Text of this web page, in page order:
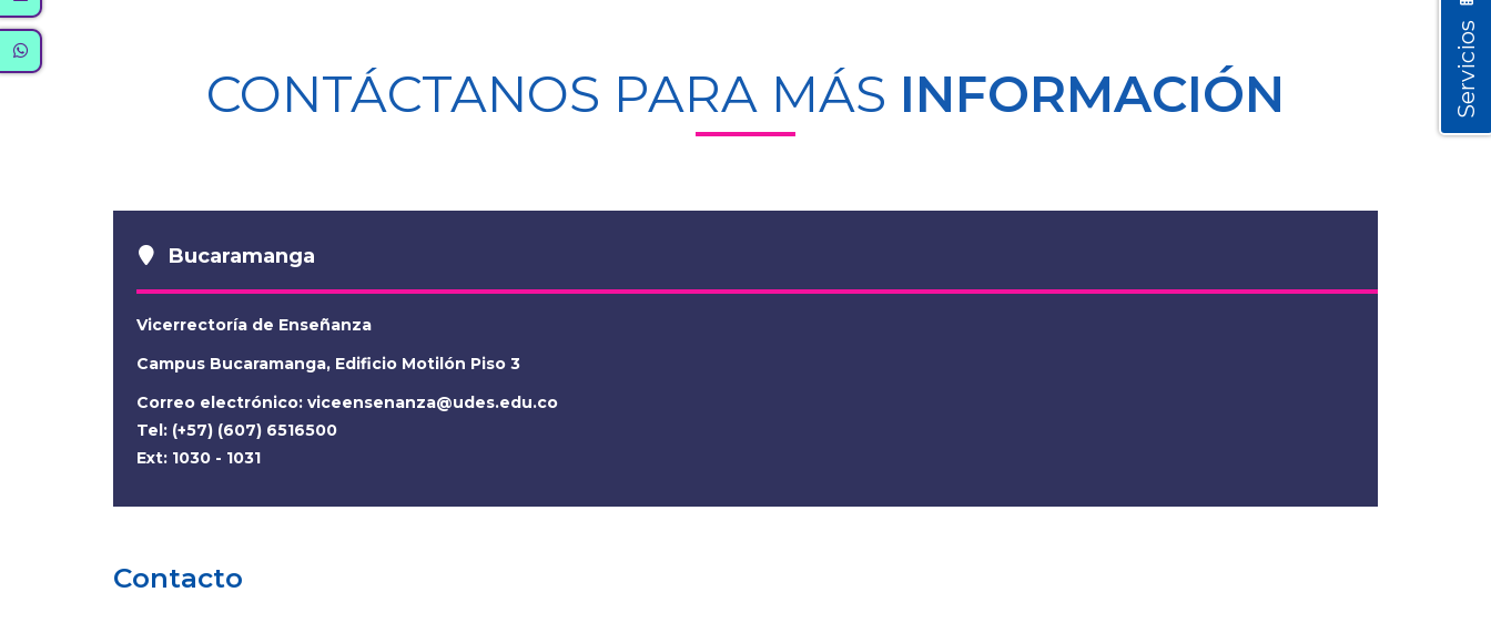
CONTÁCTANOS PARA MÁS INFORMACIÓN
Bucaramanga
Vicerrectoría de Enseñanza
Campus Bucaramanga, Edificio Motilón Piso 3
Correo electrónico: viceensenanza@udes.edu.co
Tel: (+57) (607) 6516500
Ext: 1030 - 1031
Contacto
Servicios